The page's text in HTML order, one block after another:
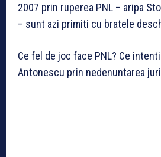
2007 prin ruperea PNL – aripa
– sunt azi primiti cu bratele
Ce fel de joc face PNL? Ce
Antonescu prin nedenuntarea